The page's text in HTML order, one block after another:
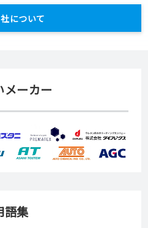
について
メーカー
語集